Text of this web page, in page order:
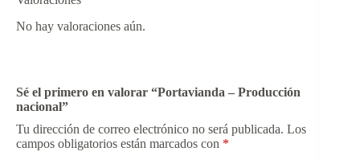
No hay valoraciones aún.
Sé el primero en valorar “Portavianda – Producción
nacional”
Tu dirección de correo electrónico no será publicada. Los
campos obligatorios están marcados con *